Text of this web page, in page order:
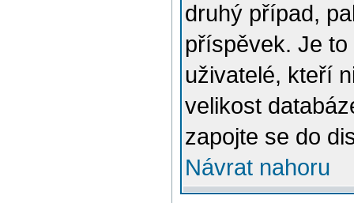
druhý případ,
příspěvek. Je
uživatelé, kteří
velikost
zapojte se do
Návrat nahoru